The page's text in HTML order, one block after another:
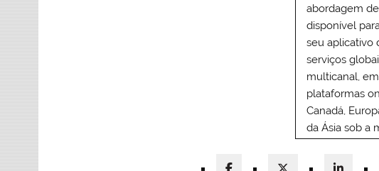
abordagem
disponível
seu aplicativo
serviços
multicanal,
plataformas
Canadá,
da Ásia sob a